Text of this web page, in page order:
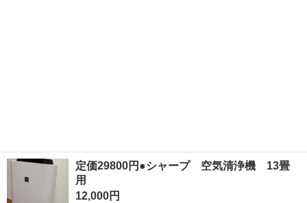
定価29800円●シャープ 空気清浄機 13畳
用
12,000円